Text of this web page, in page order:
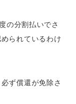
の分割払いでさ
られているわけ
ず償還が免除さ